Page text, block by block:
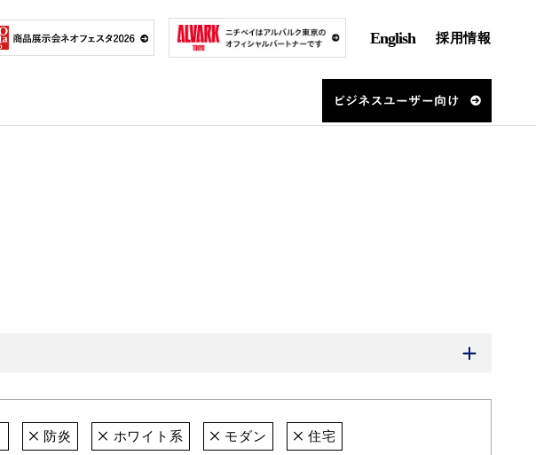
English 採用情報
防炎 ホワイト系 モダン 住宅